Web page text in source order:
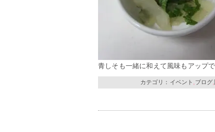
青しそも一緒に和えて風味もアップ
カテゴリ： イベント ブログ